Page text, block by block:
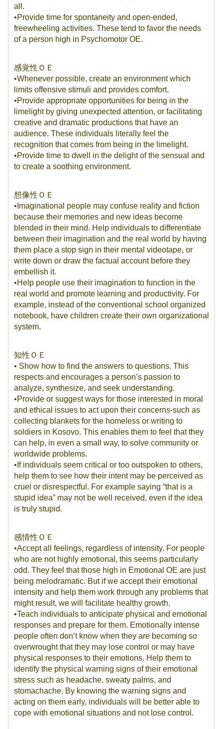
all.
•Provide time for spontaneity and open-ended,
freewheeling activities. These tend to favor the needs
of a person high in Psychomotor OE.
感覚性ＯＥ
•Whenever possible, create an environment which
limits offensive stimuli and provides comfort.
•Provide appropriate opportunities for being in the
limelight by giving unexpected attention, or facilitating
creative and dramatic productions that have an
audience. These individuals literally feel the
recognition that comes from being in the limelight.
•Provide time to dwell in the delight of the sensual and
to create a soothing environment.
想像性ＯＥ
•Imaginational people may confuse reality and fiction
because their memories and new ideas become
blended in their mind. Help individuals to differentiate
between their imagination and the real world by having
them place a stop sign in their mental videotape, or
write down or draw the factual account before they
embellish it.
•Help people use their imagination to function in the
real world and promote learning and productivity. For
example, instead of the conventional school organized
notebook, have children create their own organizational
system.
知性ＯＥ
• Show how to find the answers to questions. This
respects and encourages a person’s passion to
analyze, synthesize, and seek understanding.
•Provide or suggest ways for those interested in moral
and ethical issues to act upon their concerns-such as
collecting blankets for the homeless or writing to
soldiers in Kosovo. This enables them to feel that they
can help, in even a small way, to solve community or
worldwide problems.
•If individuals seem critical or too outspoken to others,
help them to see how their intent may be perceived as
cruel or disrespectful. For example saying “that is a
stupid idea” may not be well received, even if the idea
is truly stupid.
感情性ＯＥ
•Accept all feelings, regardless of intensity. For people
who are not highly emotional, this seems particularly
odd. They feel that those high in Emotional OE are just
being melodramatic. But if we accept their emotional
intensity and help them work through any problems that
might result, we will facilitate healthy growth.
•Teach individuals to anticipate physical and emotional
responses and prepare for them. Emotionally intense
people often don’t know when they are becoming so
overwrought that they may lose control or may have
physical responses to their emotions. Help them to
identify the physical warning signs of their emotional
stress such as headache, sweaty palms, and
stomachache. By knowing the warning signs and
acting on them early, individuals will be better able to
cope with emotional situations and not lose control.